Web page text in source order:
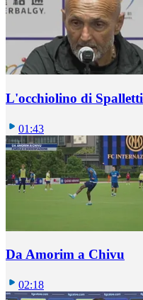
L'occhiolino di Spalletti
01:43
Da Amorim a Chivu
02:18